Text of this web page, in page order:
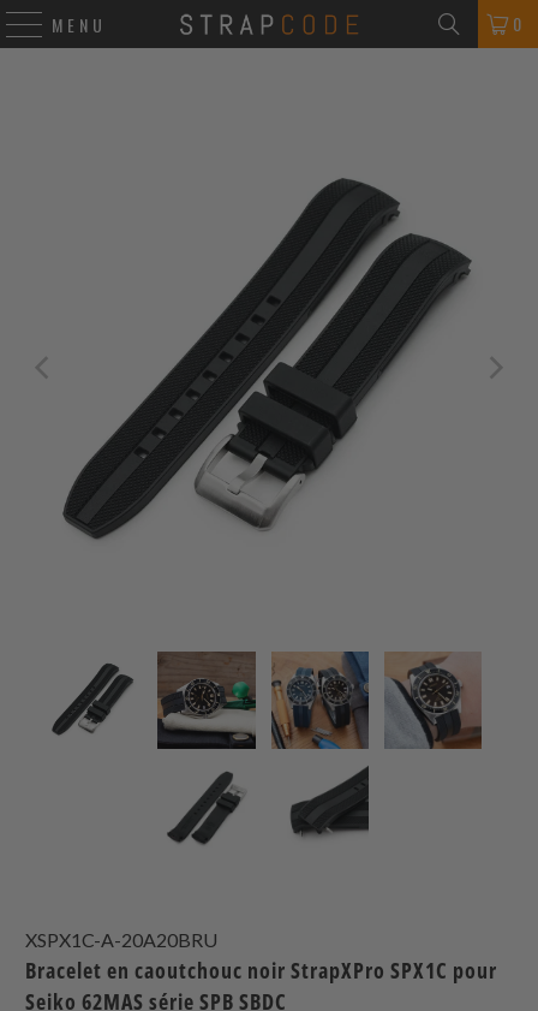
MENU 0
XSPX1C-A-20A20BRU
Bracelet en caoutchouc noir StrapXPro SPX1C pour
Seiko 62MAS série SPB SBDC